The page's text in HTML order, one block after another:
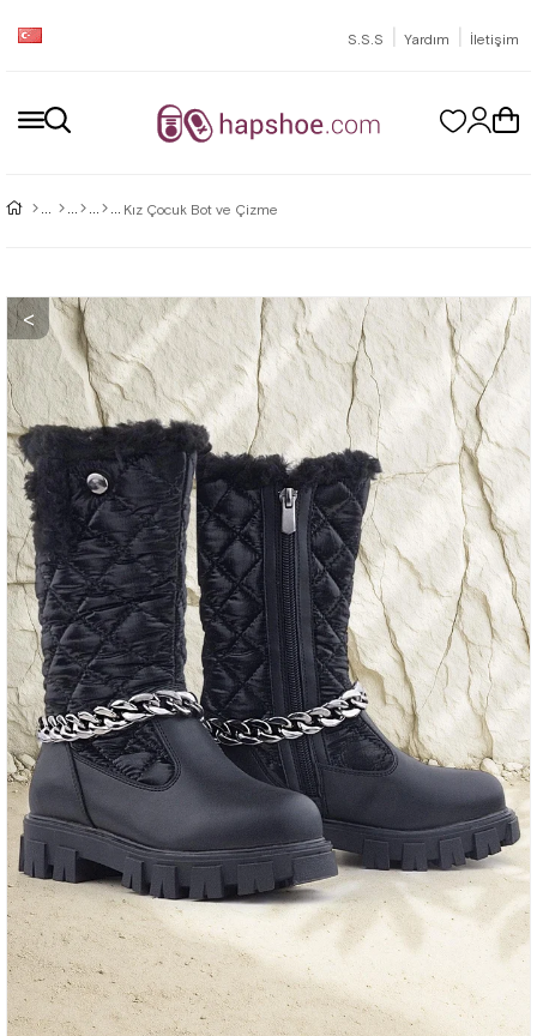
S.S.S | Yardım | İletişim
Kız Çocuk Bot ve Çizme